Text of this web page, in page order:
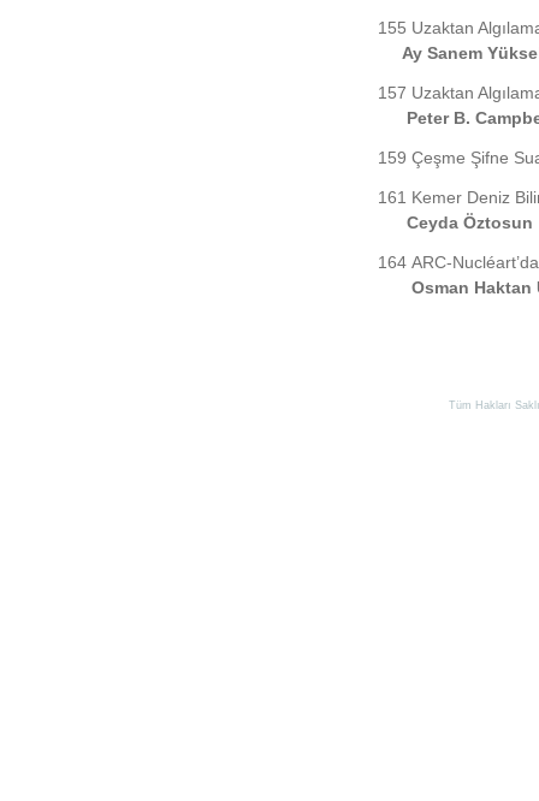
Tüm Hakları
155 Uzaktan
Ay Sanem
157 Uzaktan
Peter B.
159 Çeşme Şifne
161 Kemer Deniz
Ceyda Öztosun
164 ARC-
Osman Haktan